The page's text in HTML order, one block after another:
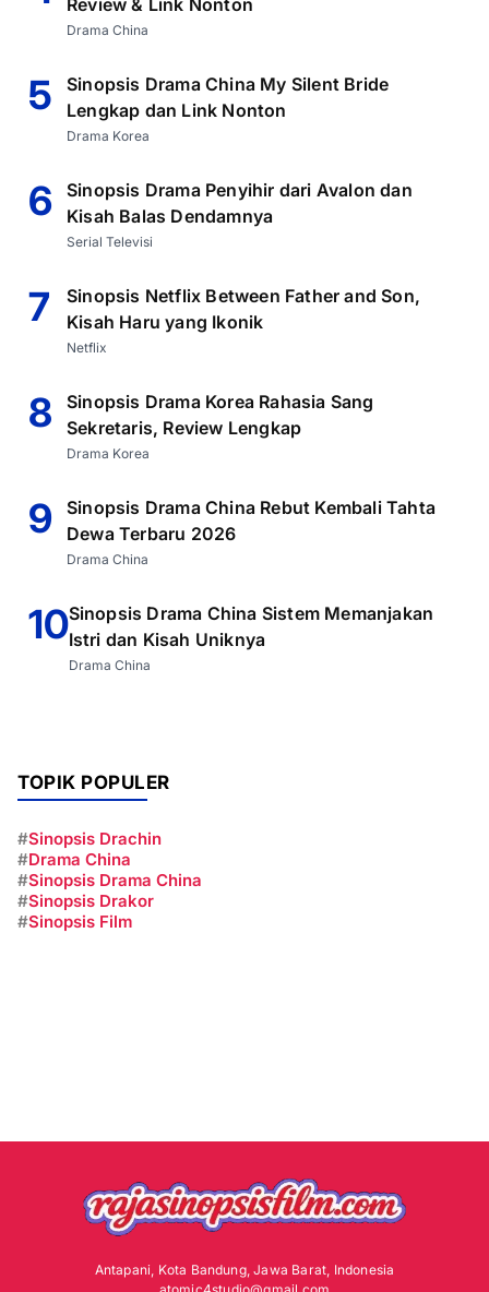
Drama China
5
Sinopsis Drama China My Silent Bride
Lengkap dan Link Nonton
Drama Korea
6
Sinopsis Drama Penyihir dari Avalon dan
Kisah Balas Dendamnya
Serial Televisi
7
Sinopsis Netflix Between Father and Son,
Kisah Haru yang Ikonik
Netflix
8
Sinopsis Drama Korea Rahasia Sang
Sekretaris, Review Lengkap
Drama Korea
9
Sinopsis Drama China Rebut Kembali Tahta
Dewa Terbaru 2026
Drama China
10Sinopsis Drama China Sistem Memanjakan
Istri dan Kisah Uniknya
Drama China
TOPIK POPULER
#Sinopsis Drachin
#Drama China
#Sinopsis Drama China
#Sinopsis Drakor
#Sinopsis Film
Antapani, Kota Bandung, Jawa Barat, Indonesia